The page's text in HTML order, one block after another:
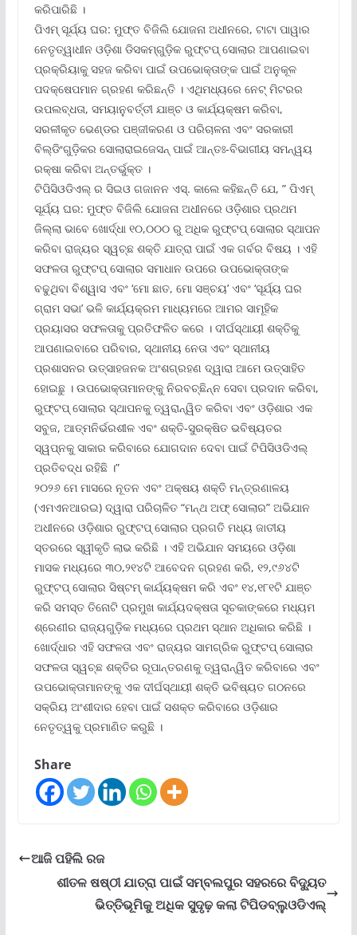
କରିପାରିଛି ।
ପିଏମ୍ ସୂର୍ଯ୍ୟ ଘର: ମୁଫ୍‌ତ ବିଜିଲି ଯୋଜନା ଅଧୀନରେ, ଟାଟା ପାୱାର
ନେତୃତ୍ୱାଧୀନ ଓଡ଼ିଶା ଡିସକମ୍‌ଗୁଡ଼ିକ ରୁଫ୍‌ଟପ୍ ସୋଲାର ଆପଣାଇବା
ପ୍ରକ୍ରିୟାକୁ ସହଜ କରିବା ପାଇଁ ଉପଭୋକ୍ତାଙ୍କ ପାଇଁ ଅନୁକୂଳ
ପଦକ୍ଷେପମାନ ଗ୍ରହଣ କରିଛନ୍ତି । ଏଥିମଧ୍ୟରେ ନେଟ୍ ମିଟରର
ଉପଲବ୍ଧତା, ସମୟାନୁବର୍ତ୍ତୀ ଯାଞ୍ଚ ଓ କାର୍ଯ୍ୟକ୍ଷମ କରିବା,
ସରଳୀକୃତ ଭେଣ୍ଡର ପଞ୍ଜୀକରଣ ଓ ପରିଚାଳନା ଏବଂ ସରକାରୀ
ବିଲ୍ଡିଂଗୁଡ଼ିକର ସୋଲାରାଇଜେସନ୍ ପାଇଁ ଆନ୍ତଃ-ବିଭାଗୀୟ ସମନ୍ୱୟ
ରକ୍ଷା କରିବା ଅନ୍ତର୍ଭୁକ୍ତ ।
ଟିପିସିଓଡିଏଲ୍ ର ସିଇଓ ଗଜାନନ ଏସ୍. କାଲେ କହିଛନ୍ତି ଯେ, ” ପିଏମ୍
ସୂର୍ଯ୍ୟ ଘର: ମୁଫ୍‌ତ ବିଜିଲି ଯୋଜନା ଅଧୀନରେ ଓଡ଼ିଶାର ପ୍ରଥମ
ଜିଲ୍ଲା ଭାବେ ଖୋର୍ଦ୍ଧା ୧୦,୦୦୦ ରୁ ଅଧିକ ରୁଫ୍‌ଟପ୍ ସୋଲାର ସ୍ଥାପନ
କରିବା ରାଜ୍ୟର ସ୍ୱଚ୍ଛ ଶକ୍ତି ଯାତ୍ରା ପାଇଁ ଏକ ଗର୍ବର ବିଷୟ । ଏହି
ସଫଳତା ରୁଫ୍‌ଟପ୍ ସୋଲାର ସମାଧାନ ଉପରେ ଉପଭୋକ୍ତାଙ୍କ
ବଢୁଥିବା ବିଶ୍ୱାସ ଏବଂ ‘ମୋ ଛାତ, ମୋ ସଞ୍ଚୟ’ ଏବଂ ‘ସୂର୍ଯ୍ୟ ଘର
ଗ୍ରାମ ସଭା’ ଭଳି କାର୍ଯ୍ୟକ୍ରମ ମାଧ୍ୟମରେ ଆମର ସାମୂହିକ
ପ୍ରୟାସର ସଫଳତାକୁ ପ୍ରତିଫଳିତ କରେ । ଦୀର୍ଘସ୍ଥାୟୀ ଶକ୍ତିକୁ
ଆପଣାଇବାରେ ପରିବାର, ସ୍ଥାନୀୟ ନେତା ଏବଂ ସ୍ଥାନୀୟ
ପ୍ରଶାସନର ଉତ୍ସାହଜନକ ଅଂଶଗ୍ରହଣ ଦ୍ୱାରା ଆମେ ଉତ୍ସାହିତ
ହୋଇଛୁ । ଉପଭୋକ୍ତାମାନଙ୍କୁ ନିରବଚ୍ଛିନ୍ନ ସେବା ପ୍ରଦାନ କରିବା,
ରୁଫ୍‌ଟପ୍ ସୋଲାର ସ୍ଥାପନକୁ ତ୍ୱରାନ୍ୱିତ କରିବା ଏବଂ ଓଡ଼ିଶାର ଏକ
ସବୁଜ, ଆତ୍ମନିର୍ଭରଶୀଳ ଏବଂ ଶକ୍ତି-ସୁରକ୍ଷିତ ଭବିଷ୍ୟତର
ସ୍ୱପ୍ନକୁ ସାକାର କରିବାରେ ଯୋଗଦାନ ଦେବା ପାଇଁ ଟିପିସିଓଡିଏଲ୍
ପ୍ରତିବଦ୍ଧ ରହିଛି ।”
୨୦୨୬ ମେ ମାସରେ ନୂତନ ଏବଂ ଅକ୍ଷୟ ଶକ୍ତି ମନ୍ତ୍ରଣାଳୟ
(ଏମଏନଆରଇ) ଦ୍ୱାରା ପରିଚାଳିତ “ମନ୍ଥ ଅଫ୍ ସୋଲାର” ଅଭିଯାନ
ଅଧୀନରେ ଓଡ଼ିଶାର ରୁଫ୍‌ଟପ୍ ସୋଲାର ପ୍ରଗତି ମଧ୍ୟ ଜାତୀୟ
ସ୍ତରରେ ସ୍ୱୀକୃତି ଲାଭ କରିଛି । ଏହି ଅଭିଯାନ ସମୟରେ ଓଡ଼ିଶା
ମାସକ ମଧ୍ୟରେ ୩୦,୨୧୪ଟି ଆବେଦନ ଗ୍ରହଣ କରି, ୧୨,୯୬୪ଟି
ରୁଫ୍‌ଟପ୍ ସୋଲାର ସିଷ୍ଟମ୍ କାର୍ଯ୍ୟକ୍ଷମ କରି ଏବଂ ୧୪,୧୮୧ଟି ଯାଞ୍ଚ
କରି ସମସ୍ତ ତିନୋଟି ପ୍ରମୁଖ କାର୍ଯ୍ୟଦକ୍ଷତା ସୂଚକାଙ୍କରେ ମଧ୍ୟମ
ଶ୍ରେଣୀର ରାଜ୍ୟଗୁଡ଼ିକ ମଧ୍ୟରେ ପ୍ରଥମ ସ୍ଥାନ ଅଧିକାର କରିଛି ।
ଖୋର୍ଦ୍ଧାର ଏହି ସଫଳତା ଏବଂ ରାଜ୍ୟର ସାମଗ୍ରିକ ରୁଫ୍‌ଟପ୍ ସୋଲାର
ସଫଳତା ସ୍ୱଚ୍ଛ ଶକ୍ତିର ରୂପାନ୍ତରଣକୁ ତ୍ୱରାନ୍ୱିତ କରିବାରେ ଏବଂ
ଉପଭୋକ୍ତାମାନଙ୍କୁ ଏକ ଦୀର୍ଘସ୍ଥାୟୀ ଶକ୍ତି ଭବିଷ୍ୟତ ଗଠନରେ
ସକ୍ରିୟ ଅଂଶୀଦାର ହେବା ପାଇଁ ସଶକ୍ତ କରିବାରେ ଓଡ଼ିଶାର
ନେତୃତ୍ୱକୁ ପ୍ରମାଣିତ କରୁଛି ।
Share
ଆଜି ପହିଲି ରଜ
ଶୀତଳ ଷଷ୍ଠୀ ଯାତ୍ରା ପାଇଁ ସମ୍ବଲପୁର ସହରରେ ବିଦ୍ୟୁତ
ଭିତ୍ତିଭୂମିକୁ ଅଧିକ ସୁଦୃଢ଼ କଲା ଟିପିଡବ୍ଲୁଓଡିଏଲ୍